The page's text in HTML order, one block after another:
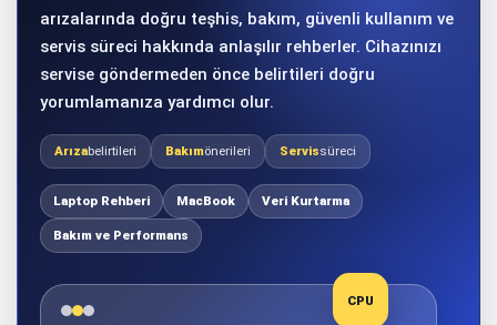
arızalarında doğru teşhis, bakım, güvenli kullanım ve
servis süreci hakkında anlaşılır rehberler. Cihazınızı
servise göndermeden önce belirtileri doğru
yorumlamanıza yardımcı olur.
Arızabelirtileri Bakımönerileri Servissüreci
Laptop Rehberi MacBook Veri Kurtarma
Bakım ve Performans
CPU